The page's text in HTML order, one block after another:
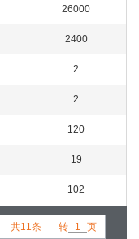
26000
2400
2
2
120
19
102
共11条 转 页